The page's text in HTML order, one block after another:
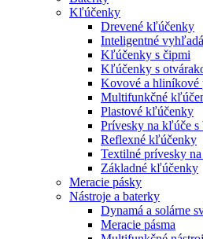
Kľúčenky
Drevené kľúčenky
Inteligentné
Kľúčenky s čipmi
Kľúčenky s
Kovové a hliníkové
Multifunkčné
Plastové kľúčenky
Prívesky na kľúče s
Reflexné kľúčenky
Textilné prívesky
Základné kľúčenky
Meracie pásky
Nástroje a baterky
Dynamá a solárne
Meracie pásma